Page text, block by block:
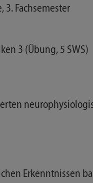
3. Fachsemester
3 (Übung, 5 SWS)
Erkenntnissen